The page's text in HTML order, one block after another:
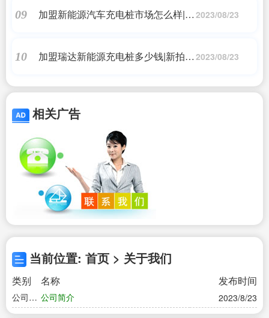
09
加盟新能源汽车充电桩市场怎么样|充2023/08/23
10
加盟瑞达新能源充电桩多少钱|新拍档2023/08/23
相关广告
当前位置: 首页 > 关于我们
类别 名称 发布时间
公司简
介
公司简介 2023/8/23